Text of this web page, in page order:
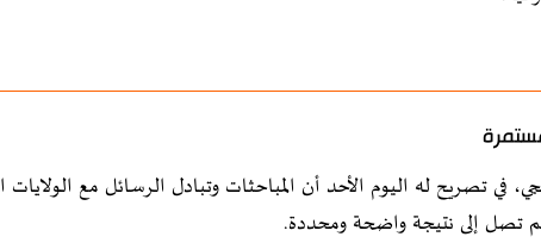
في تصريح له اليوم الأحد أن المباحثات وتبادل الرسائل مع الولايات
تصل إلى نتيجة واضحة ومحددة.